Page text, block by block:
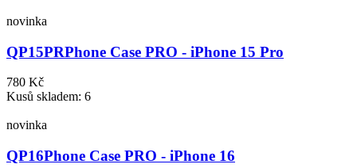
novinka
QP15PRPhone Case PRO - iPhone 15 Pro
780 Kč
Kusů skladem: 6
novinka
QP16Phone Case PRO - iPhone 16